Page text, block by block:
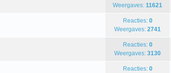
Weergaves: 11621
Reacties: 0
Weergaves: 2741
Reacties: 0
Weergaves: 3130
Reacties: 0